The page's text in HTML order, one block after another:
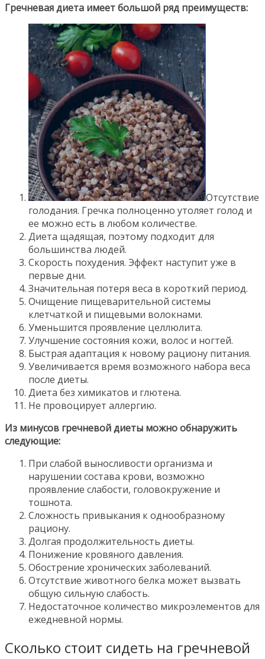
Гречневая диета имеет большой ряд преимуществ:
Отсутствие
голодания. Гречка полноценно утоляет голод и
ее можно есть в любом количестве.
Диета щадящая, поэтому подходит для
большинства людей.
Скорость похудения. Эффект наступит уже в
первые дни.
Значительная потеря веса в короткий период.
Очищение пищеварительной системы
клетчаткой и пищевыми волокнами.
Уменьшится проявление целлюлита.
Улучшение состояния кожи, волос и ногтей.
Быстрая адаптация к новому рациону питания.
Увеличивается время возможного набора веса
после диеты.
Диета без химикатов и глютена.
Не провоцирует аллергию.
Из минусов гречневой диеты можно обнаружить
следующие:
При слабой выносливости организма и
нарушении состава крови, возможно
проявление слабости, головокружение и
тошнота.
Сложность привыкания к однообразному
рациону.
Долгая продолжительность диеты.
Понижение кровяного давления.
Обострение хронических заболеваний.
Отсутствие животного белка может вызвать
общую сильную слабость.
Недостаточное количество микроэлементов для
ежедневной нормы.
Сколько стоит сидеть на гречневой